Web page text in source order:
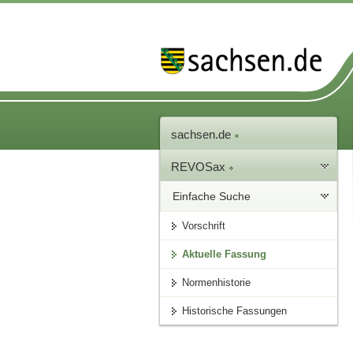
sachsen.de
REVOSax
Einfache Suche
Vorschrift
Aktuelle Fassung
Normenhistorie
Historische Fassungen